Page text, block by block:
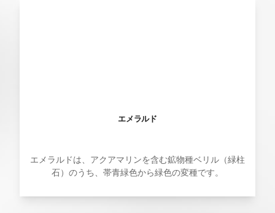
エメラルド
エメラルドは、アクアマリンを含む鉱物種ベリル（緑柱
石）のうち、帯青緑色から緑色の変種です。